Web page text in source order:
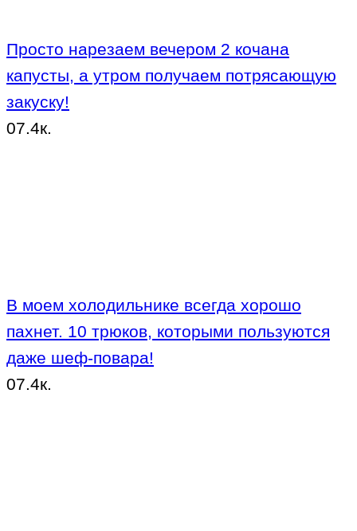
Просто нарезаем вечером 2 кочана
капусты, а утром получаем потрясающую
закуску!
07.4к.
В моем холодильнике всегда хорошо
пахнет. 10 трюков, которыми пользуются
даже шеф-повара!
07.4к.